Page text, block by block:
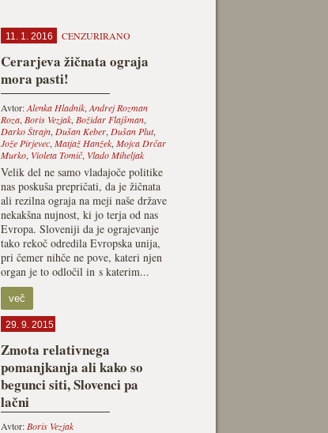
11. 1. 2016 CENZURIRANO
Cerarjeva žičnata ograja
mora pasti!
Avtor:Alenka Hladnik, Andrej Rozman
Roza, Boris Vezjak, Božidar Flajšman,
Darko Štrajn, Dušan Keber, Dušan Plut,
Jože Pirjevec, Matjaž Hanžek, Mojca Drčar
Murko, Violeta Tomič, Vlado Miheljak
Velik del ne samo vladajoče politike
nas poskuša prepričati, da je žičnata
ali rezilna ograja na meji naše države
nekakšna nujnost, ki jo terja od nas
Evropa. Sloveniji da je ograjevanje
tako rekoč odredila Evropska unija,
pri čemer nihče ne pove, kateri njen
organ je to odločil in s katerim...
več
29. 9. 2015
Zmota relativnega
pomanjkanja ali kako so
begunci siti, Slovenci pa
lačni
Avtor: Boris Vezjak